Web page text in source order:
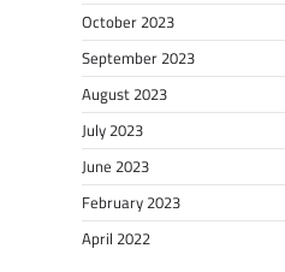
October 2023
September 2023
August 2023
July 2023
June 2023
February 2023
April 2022